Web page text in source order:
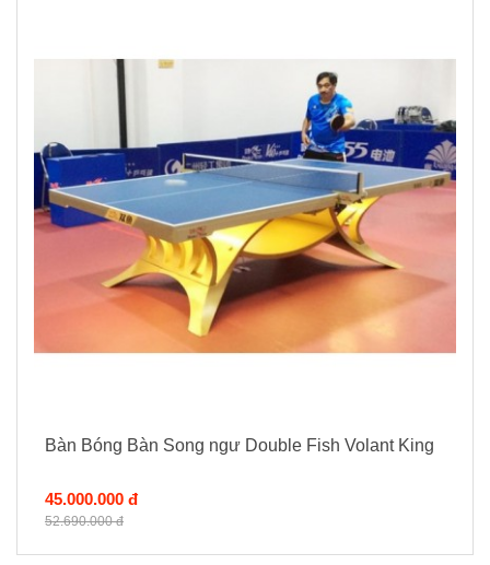
Bàn Bóng Bàn Song ngư Double Fish Volant King
45.000.000 đ
52.690.000 đ